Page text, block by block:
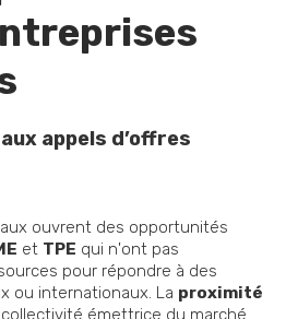
appels d’offres
ouvrent des opportunités
et TPE qui n'ont pas
pour répondre à des
ou internationaux. La proximité
collectivité émettrice du marché